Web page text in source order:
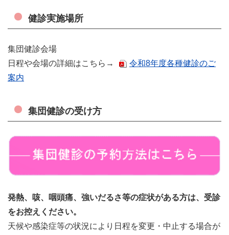
健診実施場所
集団健診会場
日程や会場の詳細はこちら→
令和8年度各種健診のご
案内
集団健診の受け方
発熱、咳、咽頭痛、強いだるさ等の症状がある方は、受診
をお控えください。
天候や感染症等の状況により日程を変更・中止する場合が